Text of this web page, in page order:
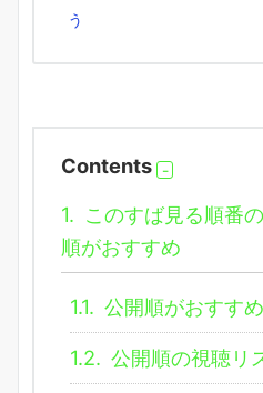
う
Contents
1. このすば見る順番
順がおすすめ
1.1. 公開順がおすす
1.2. 公開順の視聴リ